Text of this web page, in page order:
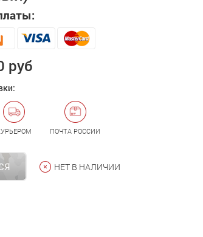
руб
ПОЧТА РОССИИ
НЕТ В НАЛИЧИИ